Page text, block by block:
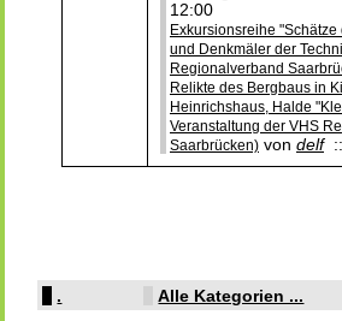
12:00
Exkursionsreihe
und Denkmäler der
Regionalverband
Relikte des Bergbaus in
Heinrichshaus, Halde
Veranstaltung der VHS
Saarbrücken) von delf::
. Alle Kategorien ...